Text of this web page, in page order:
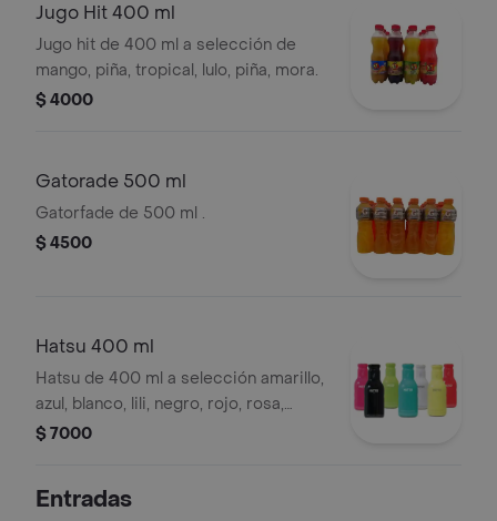
Jugo Hit 400 ml
Jugo hit de 400 ml a selección de
mango, piña, tropical, lulo, piña, mora.
$ 4000
Gatorade 500 ml
Gatorfade de 500 ml .
$ 4500
Hatsu 400 ml
Hatsu de 400 ml a selección amarillo,
azul, blanco, lili, negro, rojo, rosa,
verde.
$ 7000
Entradas